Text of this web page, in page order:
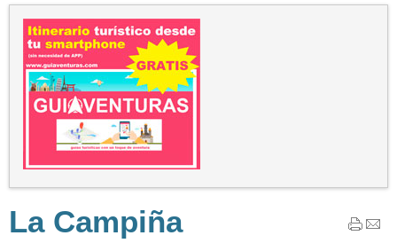
La Campiña